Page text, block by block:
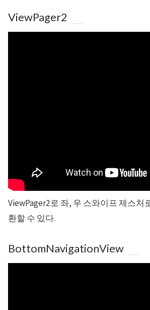
ViewPager2
ViewPager2로 좌, 우 스와이프 제스처
환할 수 있다.
BottomNavigationView